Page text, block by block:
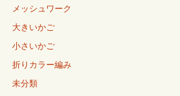
メッシュワーク
大きいかご
小さいかご
折りカラー編み
未分類